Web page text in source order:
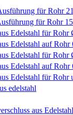
für Rohr
für Rohr
Edelstahl für
Edelstahl auf
Edelstahl für
Edelstahl auf
Edelstahl für
edelstahl
aus Edelstahl